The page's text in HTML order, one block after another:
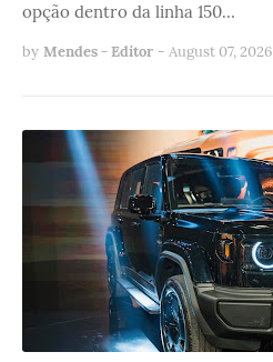
opção dentro da linha 150…
by Mendes - Editor - August 07, 2026